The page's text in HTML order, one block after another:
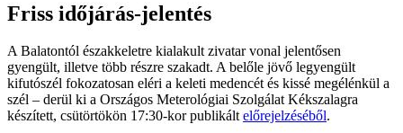
Friss időjárás-jelentés
A Balatontól északkeletre kialakult zivatar vonal jelentősen
gyengült, illetve több részre szakadt. A belőle jövő legyengült
kifutószél fokozatosan eléri a keleti medencét és kissé megélénkül a
szél – derül ki a Országos Meterológiai Szolgálat Kékszalagra
készített, csütörtökön 17:30-kor publikáltelőrejelzéséből.